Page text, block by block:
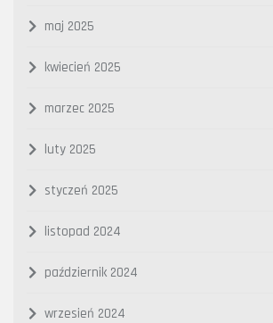
maj 2025
kwiecień 2025
marzec 2025
luty 2025
styczeń 2025
listopad 2024
październik 2024
wrzesień 2024